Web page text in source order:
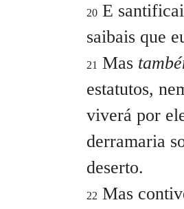
20 E
saibais que
21 Mas
estatutos,
viverá por
derramaria
deserto.
22 Mas